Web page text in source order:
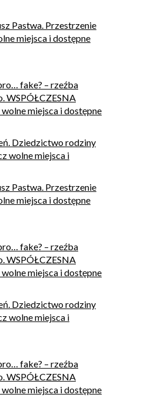
Pastwa. Przestrzenie
miejsca i dostępne
fake? – rzeźba
WSPÓŁCZESNA
miejsca i dostępne
Dziedzictwo rodziny
wolne miejsca i
Pastwa. Przestrzenie
miejsca i dostępne
fake? – rzeźba
WSPÓŁCZESNA
miejsca i dostępne
Dziedzictwo rodziny
wolne miejsca i
fake? – rzeźba
WSPÓŁCZESNA
miejsca i dostępne